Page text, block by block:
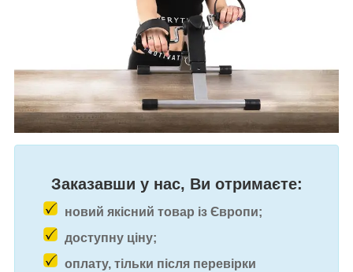
Заказавши у нас, Ви отримаєте:
новий якісний товар із Європи;
доступну ціну;
оплату, тільки після перевірки